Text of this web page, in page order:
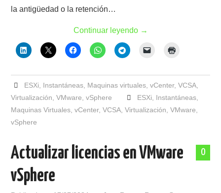
la antigüedad o la retención…
Continuar leyendo →
ESXi Instantáneas, Maquinas virtuales, vCenter, VCSA,
Virtualización ,VMware ,vSphere ESXi Instantáneas,
Maquinas Virtuales ,vCenter,VCSA ,Virtualización ,VMware
vSphere
0
Actualizar licencias en VMware
vSphere